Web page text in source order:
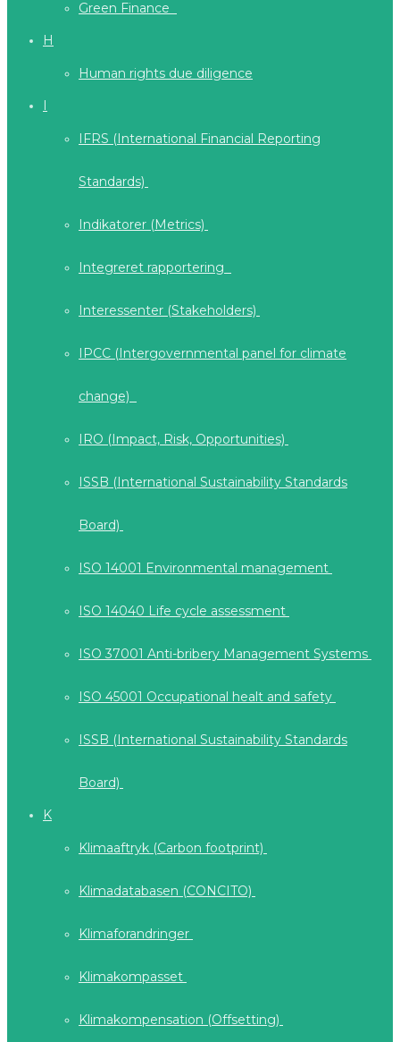
Green Finance
H
Human rights due diligence
I
IFRS (International Financial Reporting
Standards)
Indikatorer (Metrics)
Integreret rapportering
Interessenter (Stakeholders)
IPCC (Intergovernmental panel for climate
change)
IRO (Impact, Risk, Opportunities)
ISSB (International Sustainability Standards
Board)
ISO 14001 Environmental management
ISO 14040 Life cycle assessment
ISO 37001 Anti-bribery Management Systems
ISO 45001 Occupational healt and safety
ISSB (International Sustainability Standards
Board)
K
Klimaaftryk (Carbon footprint)
Klimadatabasen (CONCITO)
Klimaforandringer
Klimakompasset
Klimakompensation (Offsetting)